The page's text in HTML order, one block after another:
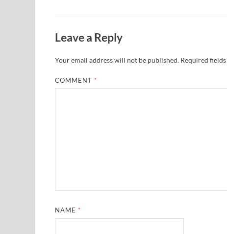
Leave a Reply
Your email address will not be published. Required
COMMENT *
NAME *